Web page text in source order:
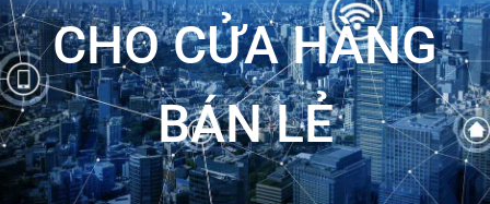
CHO CỬA HÀNG
BÁN LẺ